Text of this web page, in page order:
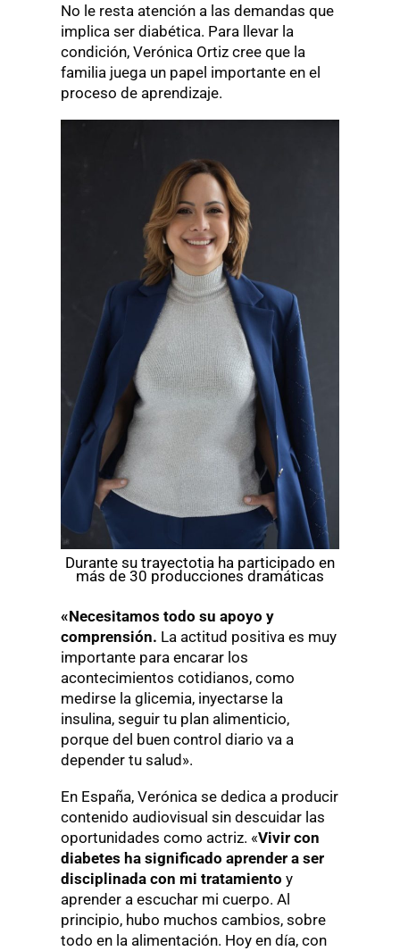
No le resta atención a las demandas que
implica ser diabética. Para llevar la
condición, Verónica Ortiz cree que la
familia juega un papel importante en el
proceso de aprendizaje.
Durante su trayectotia ha participado en
más de 30 producciones dramáticas
«Necesitamos todo su apoyo y
comprensión. La actitud positiva es muy
importante para encarar los
acontecimientos cotidianos, como
medirse la glicemia, inyectarse la
insulina, seguir tu plan alimenticio,
porque del buen control diario va a
depender tu salud».
En España, Verónica se dedica a producir
contenido audiovisual sin descuidar las
oportunidades como actriz. «Vivir con
diabetes ha significado aprender a ser
disciplinada con mi tratamiento y
aprender a escuchar mi cuerpo. Al
principio, hubo muchos cambios, sobre
todo en la alimentación. Hoy en día, con